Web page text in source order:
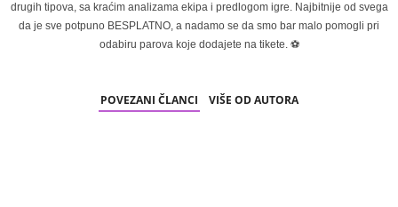
drugih tipova, sa kraćim analizama ekipa i predlogom igre. Najbitnije od svega
da je sve potpuno BESPLATNO, a nadamo se da smo bar malo pomogli pri
odabiru parova koje dodajete na tikete. ⚽
POVEZANI ČLANCI VIŠE OD AUTORA